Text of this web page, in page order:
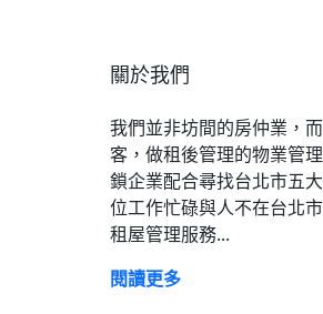
關於我們
我們並非坊間的房仲業，
客，做租後管理的物業管
鎖企業配合尋找台北市五
位工作忙碌與人不在台北
租屋管理服務...
閱讀更多